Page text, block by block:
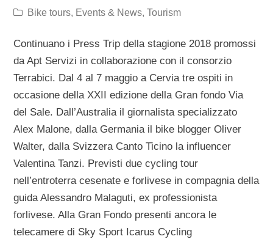
Bike tours, Events & News,Tourism
Continuano i Press Trip della stagione 2018 promossi
da Apt Servizi in collaborazione con il consorzio
Terrabici. Dal 4 al 7 maggio a Cervia tre ospiti in
occasione della XXII edizione della Gran fondo Via
del Sale. Dall’Australia il giornalista specializzato
Alex Malone, dalla Germania il bike blogger Oliver
Walter, dalla Svizzera Canto Ticino la influencer
Valentina Tanzi. Previsti due cycling tour
nell’entroterra cesenate e forlivese in compagnia della
guida Alessandro Malaguti, ex professionista
forlivese. Alla Gran Fondo presenti ancora le
telecamere di Sky Sport Icarus Cycling